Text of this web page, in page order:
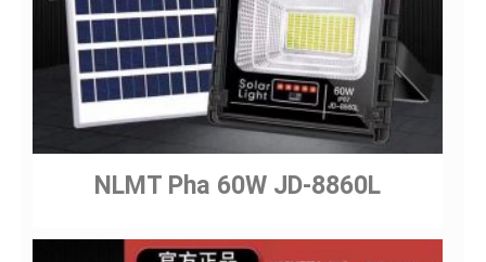
NLMT Pha 60W JD-8860L